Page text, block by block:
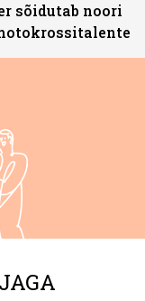
sõidutab noori